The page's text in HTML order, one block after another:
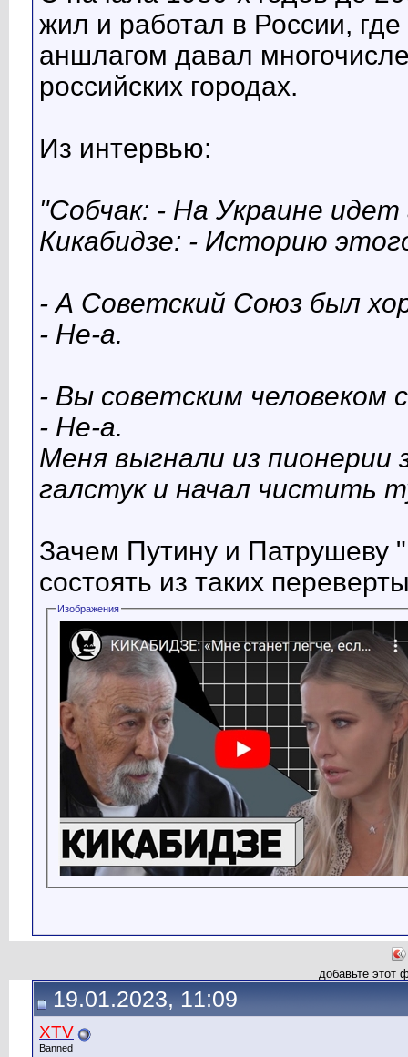
жил и работал в России,
аншлагом давал
российских городах.
Из интервью:
"Собчак: - На Украине
Кикабидзе: - Историю
- А Советский Союз был
- Не-а.
- Вы советским человеком
- Не-а.
Меня выгнали из пионерии
галстук и начал чистить
Зачем Путину и Патрушеву
состоять из таких
Изображения
добавьте этот
19.01.2023, 11:09
XTV
Banned